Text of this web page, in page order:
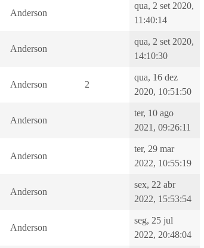
Anderson
qua, 2 set 2020,
11:40:14
Anderson
qua, 2 set 2020,
14:10:30
Anderson 2
qua, 16 dez
2020, 10:51:50
Anderson
ter, 10 ago
2021, 09:26:11
Anderson
ter, 29 mar
2022, 10:55:19
Anderson
sex, 22 abr
2022, 15:53:54
Anderson
seg, 25 jul
2022, 20:48:04